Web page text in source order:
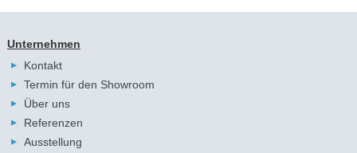
Unternehmen
Kontakt
Termin für den Showroom
Über uns
Referenzen
Ausstellung